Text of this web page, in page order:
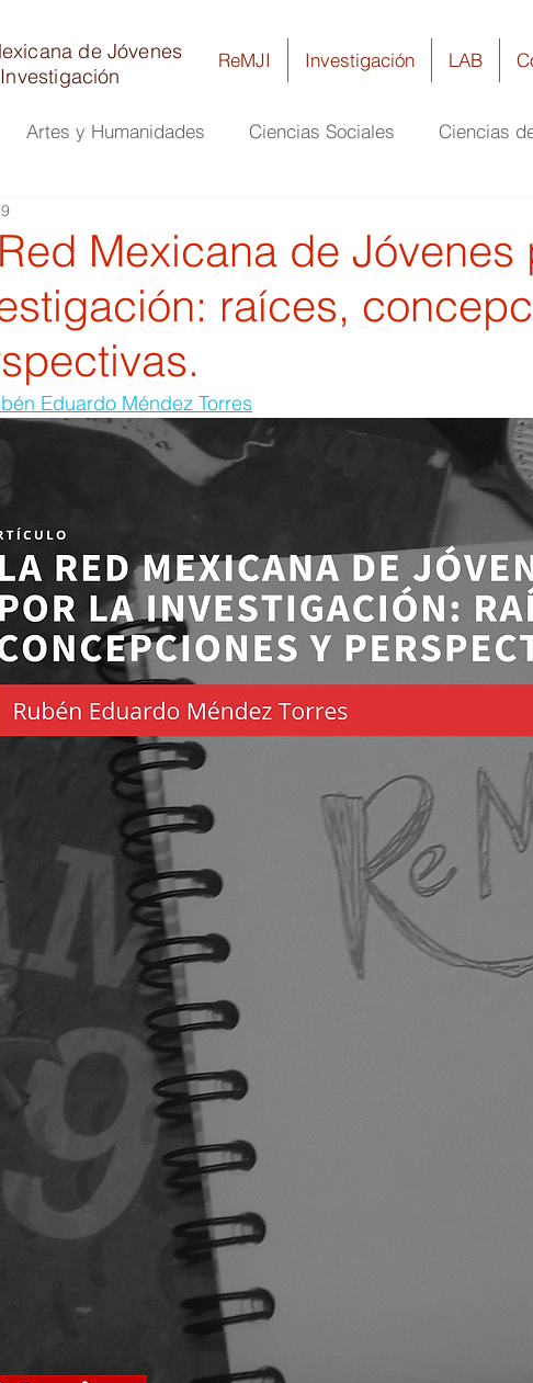
ReMJI Investigación LAB
de Jóvenes
Artes y Humanidades Ciencias Sociales Ciencias
e Ingeniería
Mexicana de Jóvenes
raíces,
Eduardo Méndez Torres